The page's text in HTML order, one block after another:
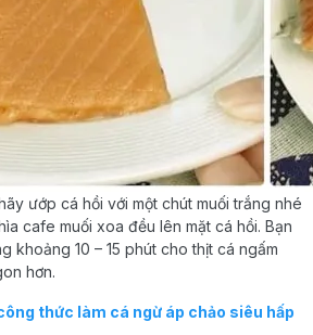
ướp cá hồi với một chút muối trắng nhé
cafe muối xoa đều lên mặt cá hồi. Bạn
khoảng 10 – 15 phút cho thịt cá ngấm
hơn.
thức làm cá ngừ áp chảo siêu hấp